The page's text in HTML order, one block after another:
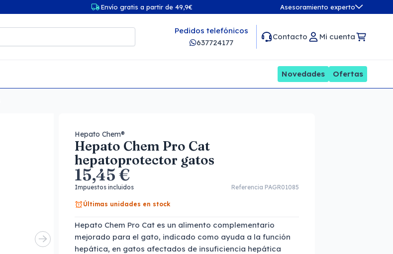
Envío gratis a partir de 49,9€ Asesoramiento experto
Pedidos telefónicos
637724177
Contacto Mi cuenta
Novedades Ofertas
Hepato Chem®
Hepato Chem Pro Cat
hepatoprotector gatos
15,45 €
Impuestos incluidos Referencia PAGR01085
Últimas unidades en stock
Hepato Chem Pro Cat es un alimento complementario
mejorado para el gato, indicado como ayuda a la función
hepática, en gatos afectados de insuficiencia hepática